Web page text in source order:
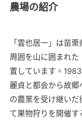
農場の紹介
「雲也居一」は苗
周囲を山に囲まれ
置しています。
麗貞と都会から故
の農業を受け継い
て果物狩りを開催